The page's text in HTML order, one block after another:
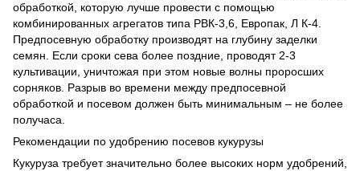
обработкой, которую лучше провести с помощью
комбинированных агрегатов типа РВК-3,6, Европак, Л К-4.
Предпосевную обработку производят на глубину заделки
семян. Если сроки сева более поздние, проводят 2-3
культивации, уничтожая при этом новые волны проросших
сорняков. Разрыв во времени между предпосевной
обработкой и посевом должен быть минимальным – не более
получаса.
Рекомендации по удобрению посевов кукурузы
Кукуруза требует значительно более высоких норм удобрений,